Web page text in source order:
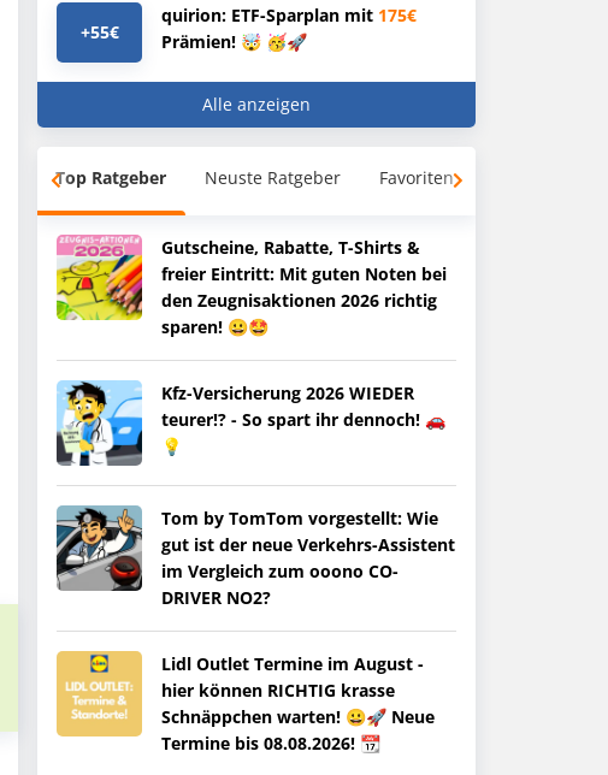
+55€
quirion: ETF-Sparplan mit 175€
Prämien! 🤯 🥳🚀
Alle anzeigen
Top Ratgeber Neuste Ratgeber Favoriten
Gutscheine, Rabatte, T-Shirts &
freier Eintritt: Mit guten Noten bei
den Zeugnisaktionen 2026 richtig
sparen! 😀🤩
Kfz-Versicherung 2026 WIEDER
teurer!? - So spart ihr dennoch! 🚗
💡
Tom by TomTom vorgestellt: Wie
gut ist der neue Verkehrs-Assistent
im Vergleich zum ooono CO-
DRIVER NO2?
Lidl Outlet Termine im August -
hier können RICHTIG krasse
Schnäppchen warten! 😀🚀 Neue
Termine bis 08.08.2026! 📆